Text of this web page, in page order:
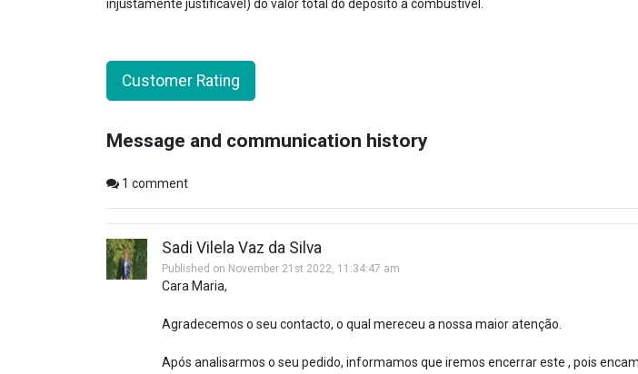
injustamente justificável) do valor total do depósito a combustível.
Customer Rating
Message and communication history
1 comment
Sadi Vilela Vaz da Silva
Published on November 21st 2022, 11:34:47 am
Cara Maria,
Agradecemos o seu contacto, o qual mereceu a nossa maior atenção.
Após analisarmos o seu pedido, informamos que iremos encerrar este , pois